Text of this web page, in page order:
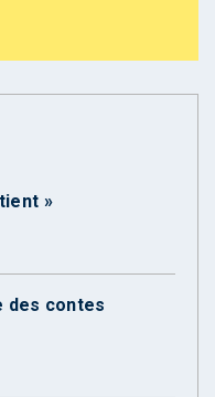
»
des contes